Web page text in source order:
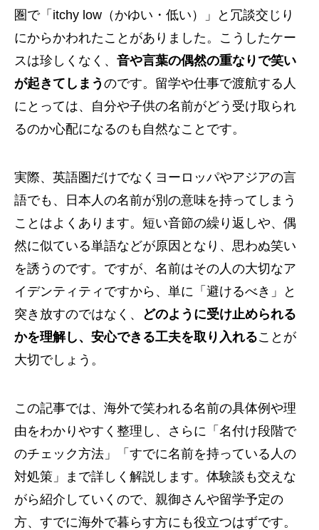
圏で「itchy low（かゆい・低い）」と冗談交じり
にからかわれたことがありました。こうしたケー
スは珍しくなく、 音や言葉の偶然の重なりで笑い
が起きてしまう のです。留学や仕事で渡航する人
にとっては、自分や子供の名前がどう受け取られ
るのか心配になるのも自然なことです。
実際、英語圏だけでなくヨーロッパやアジアの言
語でも、日本人の名前が別の意味を持ってしまう
ことはよくあります。短い音節の繰り返しや、偶
然に似ている単語などが原因となり、思わぬ笑い
を誘うのです。ですが、名前はその人の大切なア
イデンティティですから、単に「避けるべき」と
突き放すのではなく、 どのように受け止められる
かを理解し、安心できる工夫を取り入れることが
大切でしょう。
この記事では、海外で笑われる名前の具体例や理
由をわかりやすく整理し、さらに「名付け段階で
のチェック方法」「すでに名前を持っている人の
対処策」まで詳しく解説します。体験談も交えな
がら紹介していくので、親御さんや留学予定の
方、すでに海外で暮らす方にも役立つはずです。